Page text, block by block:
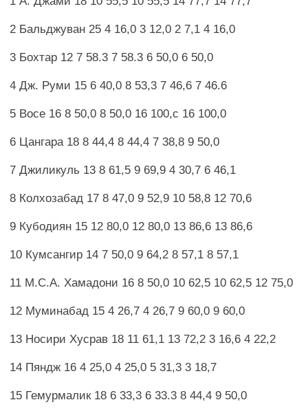
2 Бальджуван 25 4 16,0 3 12,0 2 7,1 4 16,0
3 Бохтар 12 7 58.3 7 58.3 6 50,0 6 50,0
4 Дж. Руми 15 6 40,0 8 53,3 7 46,6 7 46.6
5 Восе 16 8 50,0 8 50,0 16 100,с 16 100,0
6 Цангара 18 8 44,4 8 44,4 7 38,8 9 50,0
7 Джиликуль 13 8 61,5 9 69,9 4 30,7 6 46,1
8 Колхозабад 17 8 47,0 9 52,9 10 58,8 12 70,6
9 Кубодиян 15 12 80,0 12 80,0 13 86,6 13 86,6
10 Кумсангир 14 7 50,0 9 64,2 8 57,1 8 57,1
11 М.С.А. Хамадони 16 8 50,0 10 62,5 10 62,5 12 75,0
12 Муминабад 15 4 26,7 4 26,7 9 60,0 9 60,0
13 Носири Хусрав 18 11 61,1 13 72,2 3 16,6 4 22,2
14 Пяндж 16 4 25,0 4 25,0 5 31,3 3 18,7
15 Гемурмалик 18 6 33,3 6 33.3 8 44,4 9 50,0